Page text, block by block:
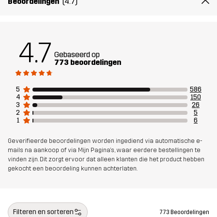
Ontworpen
voor4.7 Gebaseerd op
773 beoordelingen
5
586
4
150
3
26
2
5
1
6
Geverifieerde beoordelingen worden ingediend via automatische e-
mails na aankoop of via Mijn Pagina's, waar eerdere bestellingen te
vinden zijn. Dit zorgt ervoor dat alleen klanten die het product hebben
gekocht een beoordeling kunnen achterlaten.
Filteren en sorteren 773 Beoordelingen